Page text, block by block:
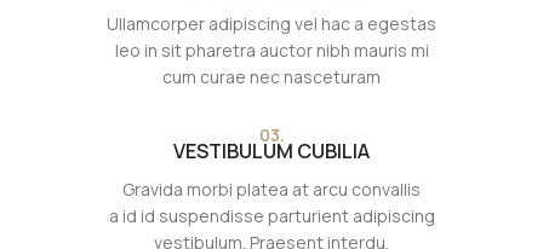
Ullamcorper adipiscing vel hac a egestas
leo in sit pharetra auctor nibh mauris mi
cum curae nec nasceturam
03.
VESTIBULUM CUBILIA
Gravida morbi platea at arcu convallis
a id id suspendisse parturient adipiscing
vestibulum. Praesent interdu.